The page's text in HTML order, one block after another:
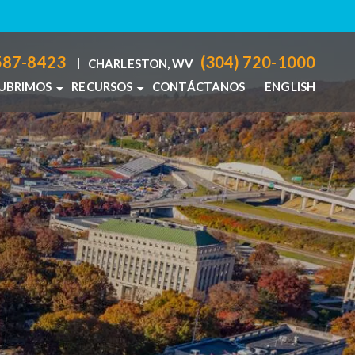
8423 | CHARLESTON, WV (304) 720-1000
OH
WV
RECURSOS
RECURSOS PARA LESIONES PERSONALES
CONTÁCTANOS ENGLISH